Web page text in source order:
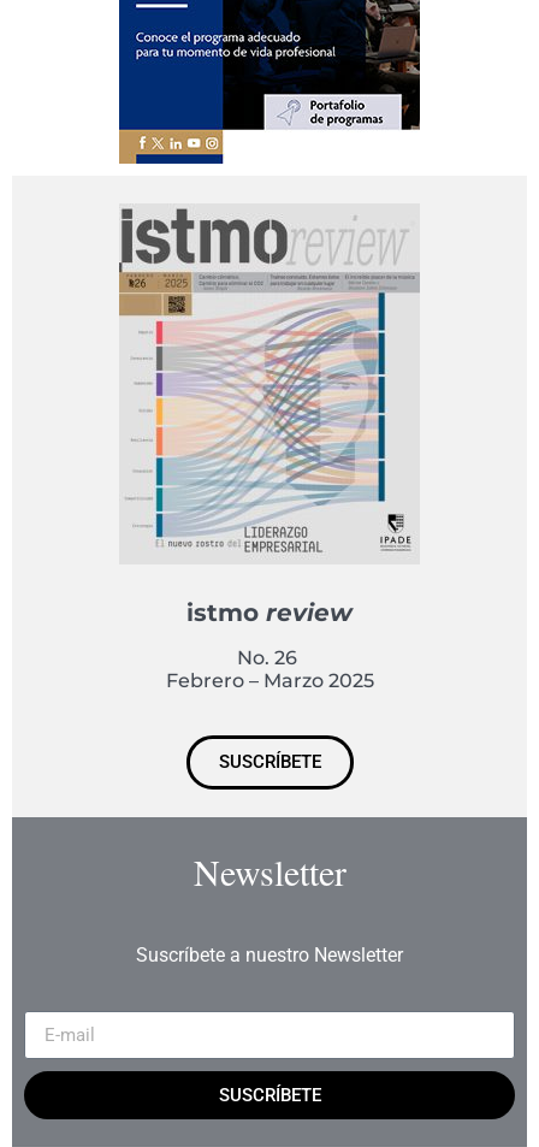
istmo review
No. 26
Febrero – Marzo 2025
SUSCRÍBETE
Newsletter
Suscríbete a nuestro Newsletter
SUSCRÍBETE